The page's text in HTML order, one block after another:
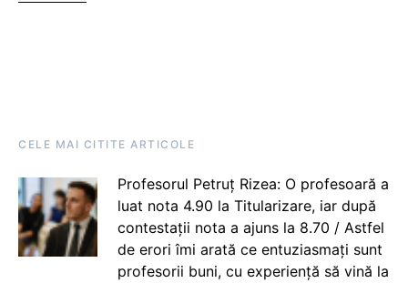
CELE MAI CITITE ARTICOLE
Profesorul Petruț Rizea: O profesoară a
luat nota 4.90 la Titularizare, iar după
contestații nota a ajuns la 8.70 / Astfel
de erori îmi arată ce entuziasmați sunt
profesorii buni, cu experiență să vină la